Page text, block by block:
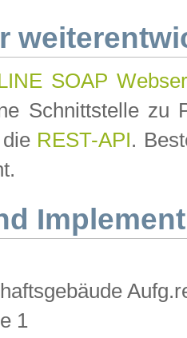
SOAP
Schnittstelle zu
REST-API.
1